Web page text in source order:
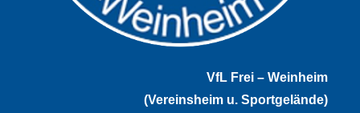
VfL Frei – Weinheim
(Vereinsheim u. Sportgelände)